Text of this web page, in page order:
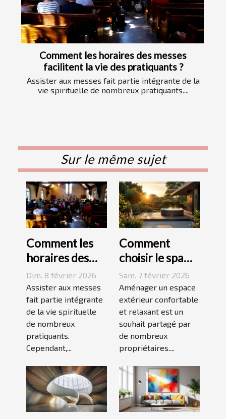
Comment les horaires des messes
facilitent la vie des pratiquants ?
Assister aux messes fait partie intégrante de la
vie spirituelle de nombreux pratiquants....
Sur le même sujet
Comment les
horaires des
messes
facilitent la vie
des pratiquants
?
Dim. 8 février 2026
Assister aux messes
fait partie intégrante
de la vie spirituelle
de nombreux
pratiquants.
Cependant,...
Comment
choisir le spa
idéal pour
votre espace
extérieur ?
Sam. 7 février 2026
Aménager un espace
extérieur confortable
et relaxant est un
souhait partagé par
de nombreux
propriétaires....